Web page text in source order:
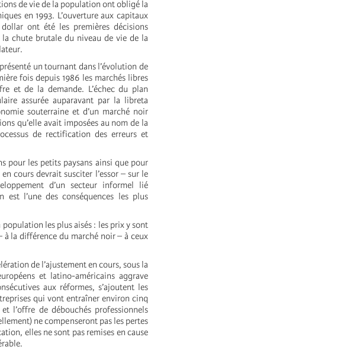
de vie de la population ont obligé la
en 1993. L’ouverture aux capitaux
ont été les premières décisions
chute brutale du niveau de vie de la
un tournant dans l’évolution de
fois depuis 1986 les marchés libres
et de la demande. L’échec du plan
assurée auparavant par la libreta
souterraine et d’un marché noir
qu’elle avait imposées au nom de la
de rectification des erreurs et
pour les petits paysans ainsi que pour
cours devrait susciter l’essor – sur le
d’un secteur informel lié
l’une des conséquences les plus
les plus aisés : les prix y sont
à la différence du marché noir – à ceux
de l’ajustement en cours, sous la
et latino-américains aggrave
aux réformes, s’ajoutent les
qui vont entraîner environ cinq
l’offre de débouchés professionnels
ne compenseront pas les pertes
elles ne sont pas remises en cause